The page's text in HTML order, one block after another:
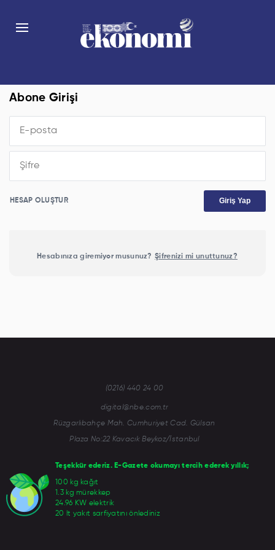
Abone Girişi
HESAP OLUŞTUR Giriş Yap
Hesabınıza giremiyor musunuz? Şifrenizi mi unuttunuz?
Teşekkür ederiz. E-Gazete okumayı tercih ederek yıllık;
100 kg kağıt
1.3 kg mürekkep
24.96 KW elektrik
20 lt yakıt sarfiyatını önlediniz
(0216) 440 24 00
digital@nbe.com.tr
Rüzgarlıbahçe Mah. Cumhuriyet Cad. Gülsan
Plaza No:22 Kavacık Beykoz/İstanbul